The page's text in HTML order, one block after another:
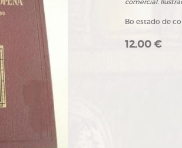
comercial.
Bo estado de
12,00 €